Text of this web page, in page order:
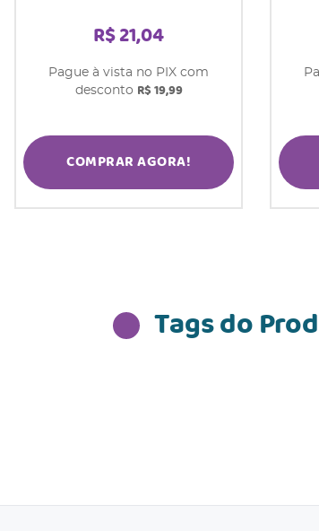
R$ 21,04
Pague à vista no PIX com
desconto R$ 19,99
COMPRAR AGORA!
Tags do